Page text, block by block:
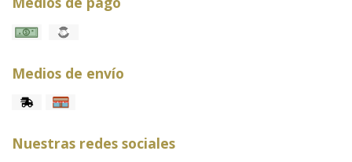
Medios de envío
Nuestras redes sociales